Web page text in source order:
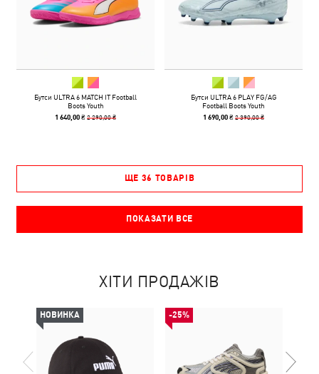
Бутси ULTRA 6 MATCH IT Football
Boots Youth
1 640,00 ₴2 290,00 ₴
Бутси ULTRA 6 PLAY FG/AG
Football Boots Youth
1 690,00 ₴2 390,00 ₴
ЩЕ 36 ТОВАРІВ
ПОКАЗАТИ ВСЕ
ХІТИ ПРОДАЖІВ
НОВИНКА -25%